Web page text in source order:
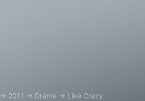
→ 2011 → Drame → Like Crazy